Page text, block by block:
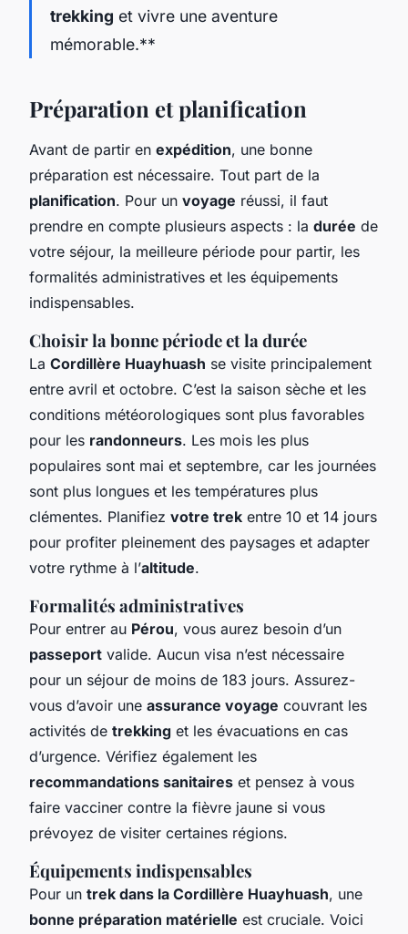
trekking et vivre une aventure
mémorable.**
Préparation et planification
Avant de partir en expédition, une bonne
préparation est nécessaire. Tout part de la
planification. Pour un voyage réussi, il faut
prendre en compte plusieurs aspects : la durée de
votre séjour, la meilleure période pour partir, les
formalités administratives et les équipements
indispensables.
Choisir la bonne période et la durée
La Cordillère Huayhuash se visite principalement
entre avril et octobre. C’est la saison sèche et les
conditions météorologiques sont plus favorables
pour les randonneurs. Les mois les plus
populaires sont mai et septembre, car les journées
sont plus longues et les températures plus
clémentes. Planifiez votre trek entre 10 et 14 jours
pour profiter pleinement des paysages et adapter
votre rythme à l’altitude.
Formalités administratives
Pour entrer au Pérou, vous aurez besoin d’un
passeport valide. Aucun visa n’est nécessaire
pour un séjour de moins de 183 jours. Assurez-
vous d’avoir une assurance voyage couvrant les
activités de trekking et les évacuations en cas
d’urgence. Vérifiez également les
recommandations sanitaires et pensez à vous
faire vacciner contre la fièvre jaune si vous
prévoyez de visiter certaines régions.
Équipements indispensables
Pour un trek dans la Cordillère Huayhuash, une
bonne préparation matérielle est cruciale. Voici